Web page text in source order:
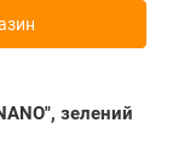
зелений